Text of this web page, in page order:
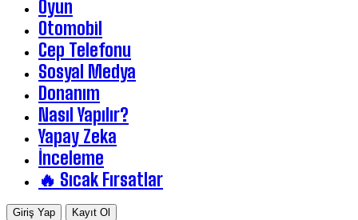
Oyun
Otomobil
Cep Telefonu
Sosyal Medya
Donanım
Nasıl Yapılır?
Yapay Zeka
İnceleme
🔥 Sıcak Fırsatlar
Giriş Yap Kayıt Ol